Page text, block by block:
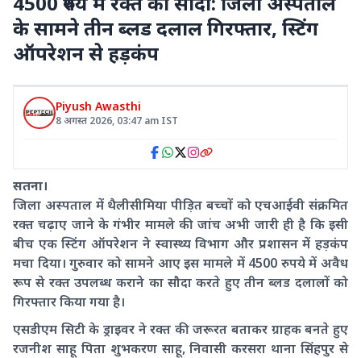
के सामने तीन ब्लड दलाल गिरफ्तार, स्टिंग
ऑपरेशन से हड़कंप
Piyush Awasthi
8 अगस्त 2026, 03:47 am IST
सतना।
जिला अस्पताल में थैलीसीमिया पीड़ित बच्चों को एचआईवी संक्रमित
रक्त चढ़ाए जाने के गंभीर मामले की जांच अभी जारी ही है कि इसी
बीच एक स्टिंग ऑपरेशन ने स्वास्थ्य विभाग और प्रशासन में हड़कंप
मचा दिया। गुरुवार को सामने आए इस मामले में 4500 रुपये में अवैध
रूप से रक्त उपलब्ध कराने का सौदा करते हुए तीन ब्लड दलालों को
गिरफ्तार किया गया है।
एसडीएम सिटी के ड्राइवर ने रक्त की जरूरत बताकर ग्राहक बनते हुए
रजनीश साहू पिता शुभकरण साहू, निवासी करसरा थाना सिंहपुर से